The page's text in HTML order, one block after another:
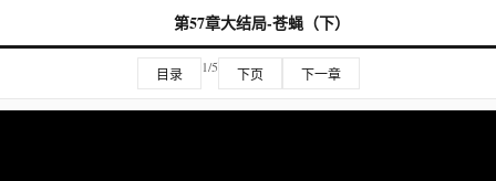
第57章大结局-苍蝇（下）
目录 1/5 下页 下一章